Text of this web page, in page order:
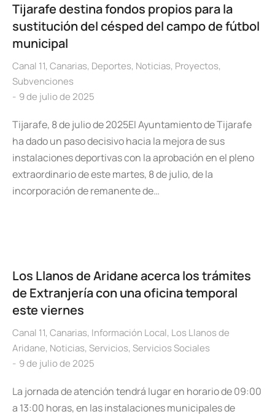
Tijarafe destina fondos propios para la
sustitución del césped del campo de fútbol
municipal
Canal 11, Canarias, Deportes, Noticias, Proyectos,
Subvenciones
9 de julio de 2025
Tijarafe, 8 de julio de 2025El Ayuntamiento de Tijarafe
ha dado un paso decisivo hacia la mejora de sus
instalaciones deportivas con la aprobación en el pleno
extraordinario de este martes, 8 de julio, de la
incorporación de remanente de…
Los Llanos de Aridane acerca los trámites
de Extranjería con una oficina temporal
este viernes
Canal 11, Canarias, Información Local, Los Llanos de
Aridane, Noticias, Servicios, Servicios Sociales
9 de julio de 2025
La jornada de atención tendrá lugar en horario de 09:00
a 13:00 horas, en las instalaciones municipales de